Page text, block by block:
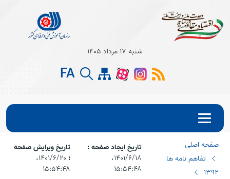
شنبه 17 مرداد 1405
FA
صفحه اصلی
تفاهم نامه ها
1392
تاریخ ایجاد صفحه :
۱۴۰۱/۶/۱۸،‏
۱۵:۵۴:۴۸
تاریخ ویرایش صفحه
:
۱۴۰۱/۶/۲۰،‏
۱۵:۵۴:۴۸